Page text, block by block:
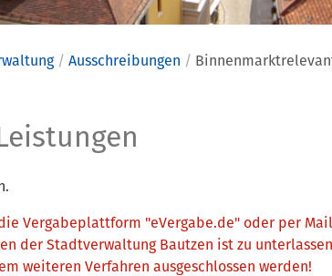
Ausschreibungen
Vergabeplattform "eVergabe.de" oder per
der Stadtverwaltung Bautzen ist zu
weiteren Verfahren ausgeschlossen werden!